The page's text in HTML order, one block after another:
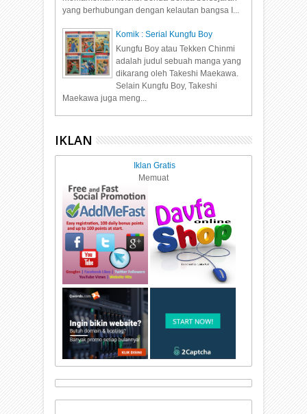
yang berhubungan dengan kelautan bangsa I...
Komik : Serial Kungfu Boy
Kungfu Boy atau Tekken Chinmi
adalah judul sebuah manga yang
dikarang oleh Takeshi Maekawa.
Selain Kungfu Boy, Takeshi
Maekawa juga meng...
IKLAN
Iklan Gratis
Memuat